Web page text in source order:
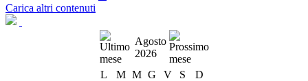
Carica altri contenuti
Agosto
2026
L
M M G V S
D